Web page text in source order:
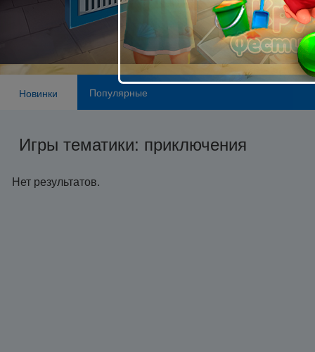
Новинки Популярные
Игры тематики: приключения
Нет результатов.